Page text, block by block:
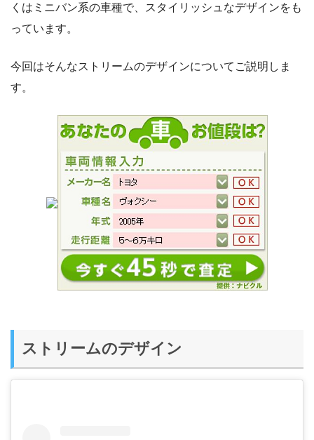
くはミニバン系の車種で、スタイリッシュなデザインをも
っています。
今回はそんなストリームのデザインについてご説明しま
す。
ストリームのデザイン